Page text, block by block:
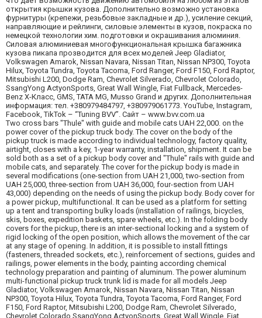
открытия крышки кузова. Дополнительно возможно установка
фурнитуры (крепежи, резьбовые закладные и др.), усиление секций,
направляющие и рейлинги, силовые элементы в кузов, покраска по
немецкой технологии хим. подготовки и окрашивания алюминия.
Силовая алюминиевая многофункциональная крышка багажника
кузова пикапа прозводится для всех моделей Jeep Gladiator,
Volkswagen Amarok, Nissan Navara, Nissan Titan, Nissan NP300, Toyota
Hilux, Toyota Tundra, Toyota Tacoma, Ford Ranger, Ford F150, Ford Raptor,
Mitsubishi L200, Dodge Ram, Chevrolet Silverado, Chevrolet Colorado,
SsangYong ActyonSports, Great Wall Wingle, Fiat Fullback, Mercedes-
Benz X-Класс, GMS, TATA MG, Musso Grand и других. Дополнительная
информация: тел. +380979484797, +380979061773. YouTube, Instagram,
Facebook, TikTok – “Tuning BVV”. Сайт – www.bvv.com.ua
Two cross bars "Thule" with guide and mobile cats UAH 22,000. on the
power cover of the pickup truck body. The cover on the body of the
pickup truck is made according to individual technology, factory quality,
airtight, closes with a key, 1-year warranty, installation, shipment. It can be
sold both as a set of a pickup body cover and "Thule" rails with guide and
mobile cats, and separately. The cover for the pickup body is made in
several modifications (one-section from UAH 21,000, two-section from
UAH 25,000, three-section from UAH 36,000, four-section from UAH
43,000) depending on the needs of using the pickup body. Body cover for
a power pickup, multifunctional. It can be used as a platform for setting
up a tent and transporting bulky loads (installation of railings, bicycles,
skis, boxes, expedition baskets, spare wheels, etc.). In the folding body
covers for the pickup, there is an inter-sectional locking and a system of
rigid locking of the open position, which allows the movement of the car
at any stage of opening. In addition, it is possible to install fittings
(fasteners, threaded sockets, etc.), reinforcement of sections, guides and
railings, power elements in the body, painting according chemical
technology preparation and painting of aluminum. The power aluminum
multi-functional pickup truck trunk lid is made for all models Jeep
Gladiator, Volkswagen Amarok, Nissan Navara, Nissan Titan, Nissan
NP300, Toyota Hilux, Toyota Tundra, Toyota Tacoma, Ford Ranger, Ford
F150, Ford Raptor, Mitsubishi L200, Dodge Ram, Chevrolet Silverado,
Chevrolet Colorado SsangYong ActyonSports, Great Wall Wingle, Fiat